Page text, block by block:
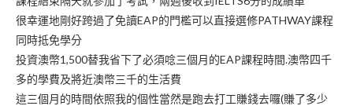
很幸運地剛好跨過了免讀EAP的門檻可以直接選修PATHWAY課程
同時抵免學分
投資澳幣1,500替我省下了必須唸三個月的EAP課程時間.澳幣四千
多的學費及將近澳幣三千的生活費
這三個月的時間依照我的個性當然是跑去打工賺錢去囉(賺了多少